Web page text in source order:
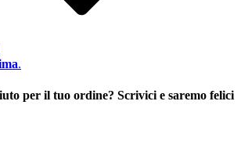
.
per il tuo ordine? Scrivici e saremo felici